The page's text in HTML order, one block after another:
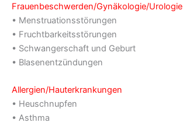
Frauenbeschwerden/Gynäkologie/Urologie
• Menstruationsstörungen
• Fruchtbarkeitsstörungen
• Schwangerschaft und Geburt
• Blasenentzündungen
Allergien/Hauterkrankungen
• Heuschnupfen
• Asthma